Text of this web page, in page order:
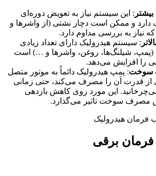
: این سیستم نیاز به تعویض دوره‌ای
دارد و ممکن است دچار نشتی (از واشرها و
نیاز به بررسی مداوم دارد.
: سیستم هیدرولیک دارای تعداد زیادی
(پمپ، شیلنگ‌ها، روغن، واشرها و …) است
را افزایش می‌دهد.
سوخت: پمپ هیدرولیک دائماً به موتور متصل
از قدرت آن را مصرف می‌کند، حتی زمانی
این مورد روی کاهش بازدهی
مصرف سوخت تاثیر می‌گذارد.
فرمان برقی